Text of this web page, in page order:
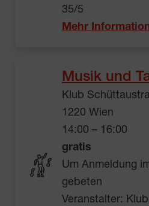
35/5
Mehr
Musik und
Klub
1220 Wien
14:00 – 16:00
gratis
Um Anmeldung
gebeten
Veranstalter: